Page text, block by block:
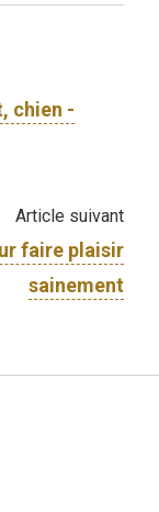
chien -
Article suivant
faire plaisir
sainement